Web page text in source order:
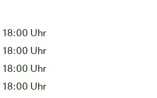
Uhr
Uhr
Uhr
Uhr